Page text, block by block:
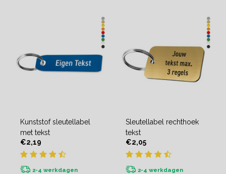
Kunststof sleutellabel
met tekst
€2,19
2-4 werkdagen
Sleutellabel rechthoek
tekst
€2,05
2-4 werkdagen